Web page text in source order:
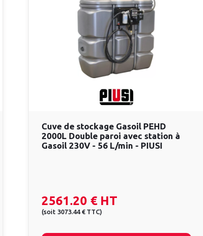
Cuve de stockage Gasoil PEHD
2000L Double paroi avec station à
Gasoil 230V - 56 L/min - PIUSI
2561.20 € HT
(soit 3073.44 € TTC)